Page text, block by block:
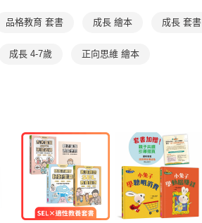
品格教育 套書 成長 繪本 成長 套書
成長 4-7歲 正向思維 繪本